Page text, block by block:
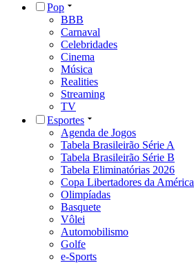
Pop
BBB
Carnaval
Celebridades
Cinema
Música
Realities
Streaming
TV
Esportes
Agenda de Jogos
Tabela Brasileirão Série A
Tabela Brasileirão Série B
Tabela Eliminatórias 2026
Copa Libertadores da América
Olimpíadas
Basquete
Vôlei
Automobilismo
Golfe
e-Sports